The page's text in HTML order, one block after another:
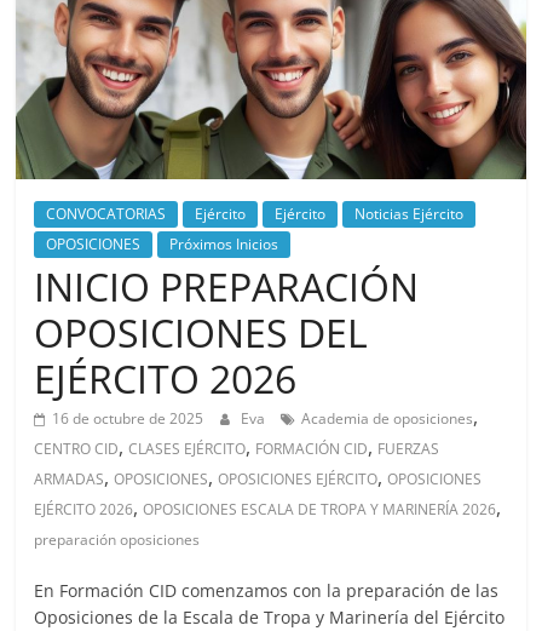
CONVOCATORIAS Ejército Ejército
Noticias Ejército
OPOSICIONES
Próximos Inicios
INICIO PREPARACIÓN
OPOSICIONES DEL
EJÉRCITO 2026
16 de octubre de 2025 Eva Academia de oposiciones,
CENTRO CID,CLASES EJÉRCITO, FORMACIÓN CID, FUERZAS
ARMADAS,OPOSICIONES,OPOSICIONES EJÉRCITO,OPOSICIONES
EJÉRCITO 2026,OPOSICIONES ESCALA DE TROPA Y MARINERÍA 2026,
preparación oposiciones
En Formación CID comenzamos con la preparación de las
Oposiciones de la Escala de Tropa y Marinería del Ejército